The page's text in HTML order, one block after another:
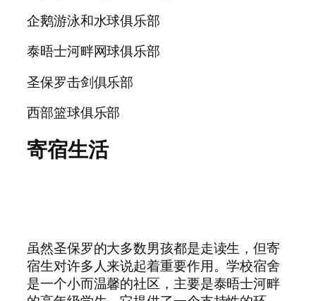
企鹅游泳和水球俱乐部
泰晤士河畔网球俱乐部
圣保罗击剑俱乐部
西部篮球俱乐部
寄宿生活
虽然圣保罗的大多数男孩都是走读生，但寄
宿生对许多人来说起着重要作用。学校宿舍
是一个小而温馨的社区，主要是泰晤士河畔